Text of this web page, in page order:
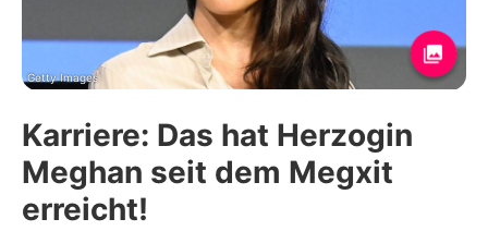
Familie & Liebe
Promiflash Exklusiv
Alle Themen auf Promiflash
Getty Images
Karriere: Das hat Herzogin
Meghan seit dem Megxit
erreicht!